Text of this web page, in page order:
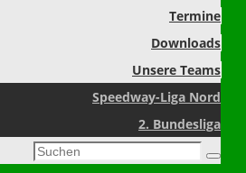
Termine
Downloads
Unsere Teams
Speedway-Liga Nord
2. Bundesliga
Suchen